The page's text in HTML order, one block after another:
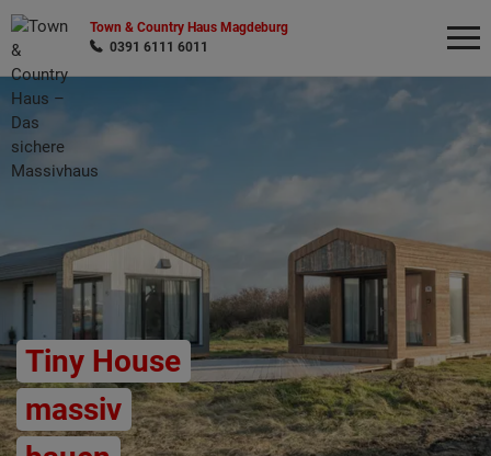
Town & Country Haus Magdeburg
0391 6111 6011
Tiny House
massiv
Wonach möchten Sie suchen?